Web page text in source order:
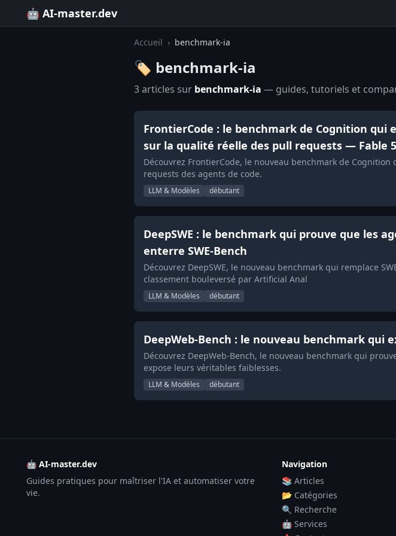
🤖 AI-master.dev
Accueil › benchmark-ia
🏷️ benchmark-ia
3 articles sur benchmark-ia — guides, tutoriels et
FrontierCode : le benchmark de Cognition qui
sur la qualité réelle des pull requests — Fable 5
Découvrez FrontierCode, le nouveau benchmark de
requests des agents de code.
LLM & Modèles débutant
DeepSWE : le benchmark qui prouve que les
enterre SWE-Bench
Découvrez DeepSWE, le nouveau benchmark qui remplace
classement bouleversé par Artificial Anal
LLM & Modèles débutant
DeepWeb-Bench : le nouveau benchmark qui
Découvrez DeepWeb-Bench, le nouveau benchmark qui
expose leurs véritables faiblesses.
LLM & Modèles débutant
🤖 AI-master.dev
Guides pratiques pour maîtriser l'IA et automatiser votre
vie.
Navigation
📚 Articles
📂 Catégories
🔍 Recherche
🤖 Services